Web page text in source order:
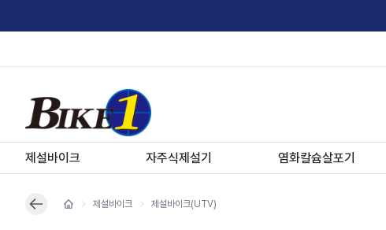
제설바이크 자주식제설기 염화칼슘살포기
제설바이크 제설바이크(UTV)